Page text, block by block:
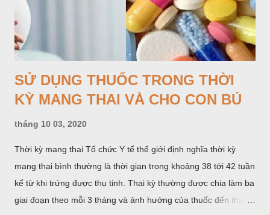
SỬ DỤNG THUỐC TRONG THỜI
KỲ MANG THAI VÀ CHO CON BÚ
tháng 10 03, 2020
Thời kỳ mang thai Tổ chức Y tế thế giới định nghĩa thời kỳ
mang thai bình thường là thời gian trong khoảng 38 tới 42 tuần
kể từ khi trứng được thụ tinh. Thai kỳ thường được chia làm ba
giai đoạn theo mỗi 3 tháng và ảnh hưởng của thuốc đến thai